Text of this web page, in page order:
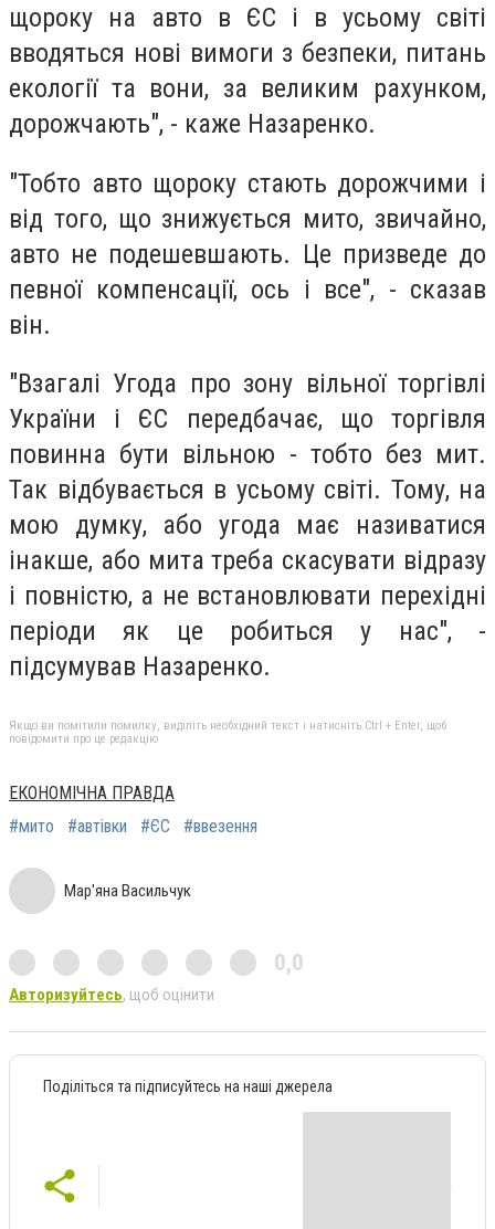
щороку на авто в ЄС і в усьому світі
вводяться нові вимоги з безпеки, питань
екології та вони, за великим рахунком,
дорожчають", - каже Назаренко.
"Тобто авто щороку стають дорожчими і
від того, що знижується мито, звичайно,
авто не подешевшають. Це призведе до
певної компенсації, ось і все", - сказав
він.
"Взагалі Угода про зону вільної торгівлі
України і ЄС передбачає, що торгівля
повинна бути вільною - тобто без мит.
Так відбувається в усьому світі. Тому, на
мою думку, або угода має називатися
інакше, або мита треба скасувати відразу
і повністю, а не встановлювати перехідні
періоди як це робиться у нас", -
підсумував Назаренко.
Якщо ви помітили помилку, виділіть необхідний текст і натисніть Ctrl + Enter, щоб
повідомити про це редакцію
ЕКОНОМІЧНА ПРАВДА
#мито
#автівки #ЄС #ввезення
Мар'яна Васильчук
0,0
Авторизуйтесь, щоб оцінити
Поділіться та підписуйтесь на наші джерела